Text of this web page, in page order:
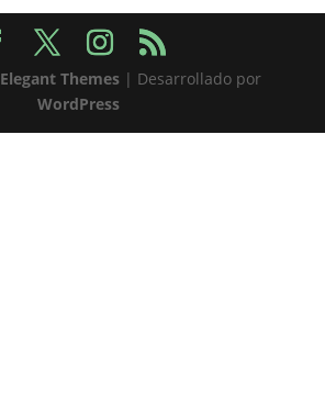
Elegant Themes| Desarrollado por
WordPress